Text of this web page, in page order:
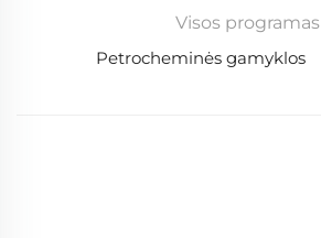
Visos programas
Petrocheminės gamyklos